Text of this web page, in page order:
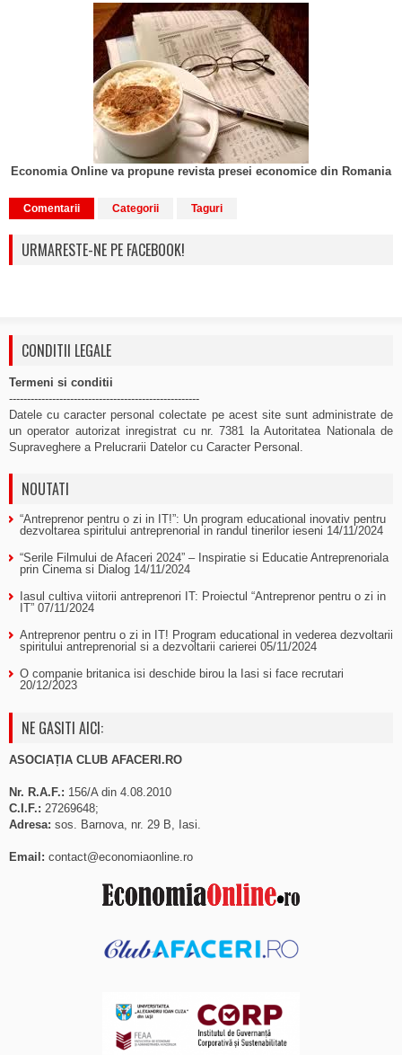
Economia Online va propune revista presei economice din Romania
Comentarii Categorii Taguri
URMARESTE-NE PE FACEBOOK!
CONDITII LEGALE
Termeni si conditii
-----------------------------------------------------
Datele cu caracter personal colectate pe acest site sunt administrate de
un operator autorizat inregistrat cu nr. 7381 la Autoritatea Nationala de
Supraveghere a Prelucrarii Datelor cu Caracter Personal.
NOUTATI
“Antreprenor pentru o zi in IT!”: Un program educational inovativ pentru
dezvoltarea spiritului antreprenorial in randul tinerilor ieseni 14/11/2024
“Serile Filmului de Afaceri 2024” – Inspiratie si Educatie Antreprenoriala
prin Cinema si Dialog 14/11/2024
Iasul cultiva viitorii antreprenori IT: Proiectul “Antreprenor pentru o zi in
IT” 07/11/2024
Antreprenor pentru o zi in IT! Program educational in vederea dezvoltarii
spiritului antreprenorial si a dezvoltarii carierei 05/11/2024
O companie britanica isi deschide birou la Iasi si face recrutari
20/12/2023
NE GASITI AICI:
ASOCIAȚIA CLUB AFACERI.RO
Nr. R.A.F.: 156/A din 4.08.2010
C.I.F.: 27269648;
Adresa: sos. Barnova, nr. 29 B, Iasi.
Email: contact@economiaonline.ro